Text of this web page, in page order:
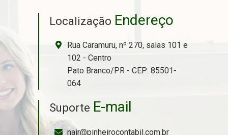
Localização Endereço
Rua Caramuru, nº 270, salas 101 e
102 - Centro
Pato Branco/PR - CEP: 85501-
064
Suporte E-mail
nair@pinheirocontabil.com.br